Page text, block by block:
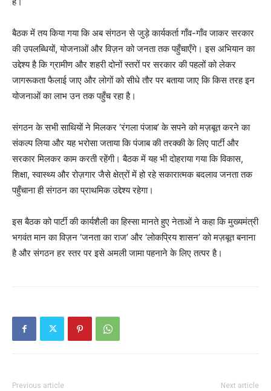
News Week
बैठक में तय किया गया कि अब संगठन से जुड़े कार्यकर्ता गाँव-गाँव जाकर सरकार
की उपलब्धियों, योजनाओं और विज़न को जनता तक पहुँचाएँगे। इस अभियान का
उद्देश्य है कि ग्रामीण और शहरी दोनों स्तरों पर सरकार की पहलों को लेकर
जागरूकता फैलाई जाए और लोगों को सीधे तौर पर बताया जाए कि किस तरह इन
योजनाओं का लाभ उन तक पहुँच रहा है।
संगठन के सभी साथियों ने मिलकर ‘रंगला पंजाब’ के सपने को मज़बूत करने का
संकल्प लिया और यह भरोसा जताया कि पंजाब की तरक्की के लिए पार्टी और
सरकार मिलकर काम करती रहेंगी। बैठक में यह भी दोहराया गया कि विकास,
शिक्षा, स्वास्थ्य और रोज़गार जैसे क्षेत्रों में हो रहे सकारात्मक बदलाव जनता तक
पहुँचाना ही संगठन का प्राथमिक उद्देश्य रहेगा।
इस बैठक को पार्टी की कार्यशैली का हिस्सा मानते हुए नेताओं ने कहा कि मुख्यमंत्री
भगवंत मान का विज़न ‘जनता का राज’ और ‘लोकप्रिय शासन’ को मज़बूत बनाना
है और संगठन हर स्तर पर इसे अमली जामा पहनाने के लिए तत्पर है।
Previous article Next article